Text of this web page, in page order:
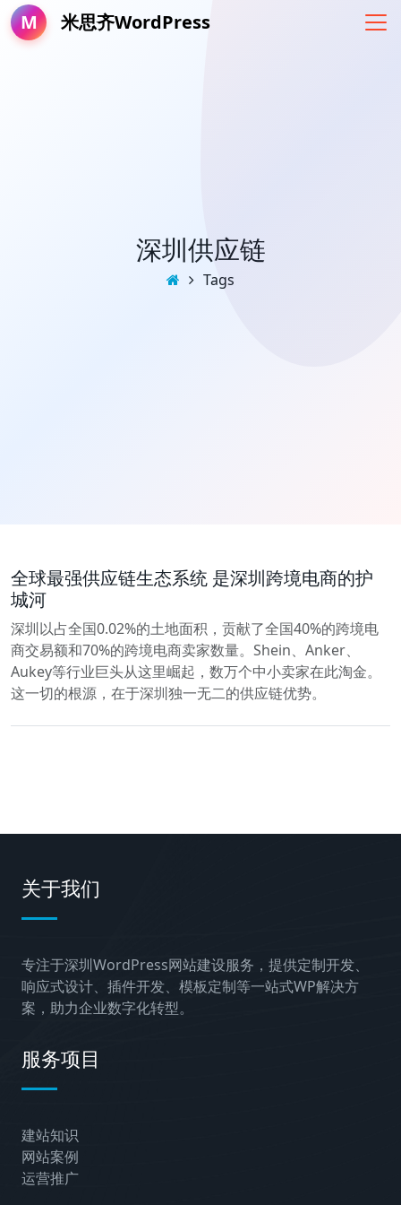
M 米思齐WordPress
深圳供应链
Tags
全球最强供应链生态系统 是深圳跨境电商的护
城河
深圳以占全国0.02%的土地面积，贡献了全国40%的跨境电
商交易额和70%的跨境电商卖家数量。Shein、Anker、
Aukey等行业巨头从这里崛起，数万个中小卖家在此淘金。
这一切的根源，在于深圳独一无二的供应链优势。
关于我们
专注于深圳WordPress网站建设服务，提供定制开发、
响应式设计、插件开发、模板定制等一站式WP解决方
案，助力企业数字化转型。
服务项目
建站知识
网站案例
运营推广